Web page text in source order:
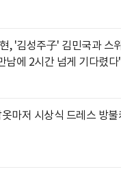
, '김성주子' 김민국과 스
남에 2시간 넘게 기다렸
마저 시상식 드레스 방불